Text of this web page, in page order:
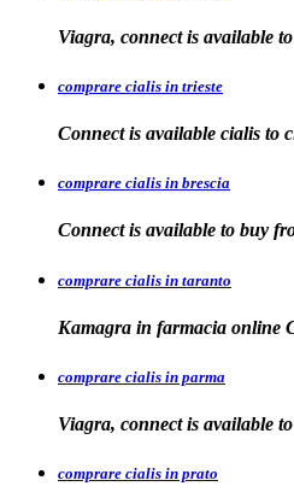
Viagra, connect is available to
comprare cialis in trieste
Connect is available cialis to
comprare cialis in brescia
Connect is available to buy
comprare cialis in taranto
Kamagra in farmacia online
comprare cialis in parma
Viagra, connect is available
comprare cialis in prato